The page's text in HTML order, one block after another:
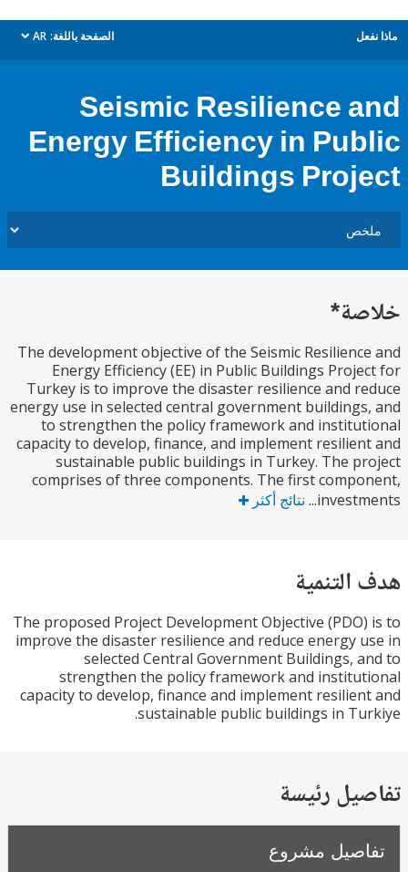
الصفحة باللغة: AR
dropdown
Seismic Resilience
Energy Efficiency in
Buildings
The development objective of the Seismic
Energy Efficiency (EE) in Public Buildings
Turkey is to improve the disaster resilience and
energy use in selected central government
to strengthen the policy framework and
capacity to develop, finance, and implement
sustainable public buildings in Turkey. The
comprises of three components. The first
نتائج أكثر
The proposed Project Development Objective
improve the disaster resilience and reduce energy
selected Central Government Buildings,
strengthen the policy framework and
capacity to develop, finance and implement
sustainable public buildings in
رئيسة
مشروع